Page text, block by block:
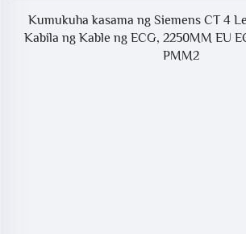
Kumukuha kasama ng Siemens CT 4
Kabila ng Kable ng ECG, 2250MM EU
PMM2